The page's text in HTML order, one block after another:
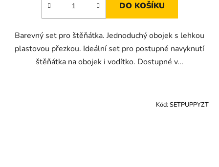
DO KOŠÍKU
Barevný set pro štěňátka. Jednoduchý obojek s lehkou
plastovou přezkou. Ideální set pro postupné navyknutí
štěňátka na obojek i vodítko. Dostupné v...
Kód: SETPUPPYZT